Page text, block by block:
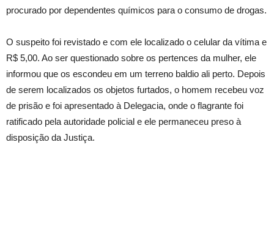
procurado por dependentes químicos para o consumo de drogas.
O suspeito foi revistado e com ele localizado o celular da vítima e
R$ 5,00. Ao ser questionado sobre os pertences da mulher, ele
informou que os escondeu em um terreno baldio ali perto. Depois
de serem localizados os objetos furtados, o homem recebeu voz
de prisão e foi apresentado à Delegacia, onde o flagrante foi
ratificado pela autoridade policial e ele permaneceu preso à
disposição da Justiça.